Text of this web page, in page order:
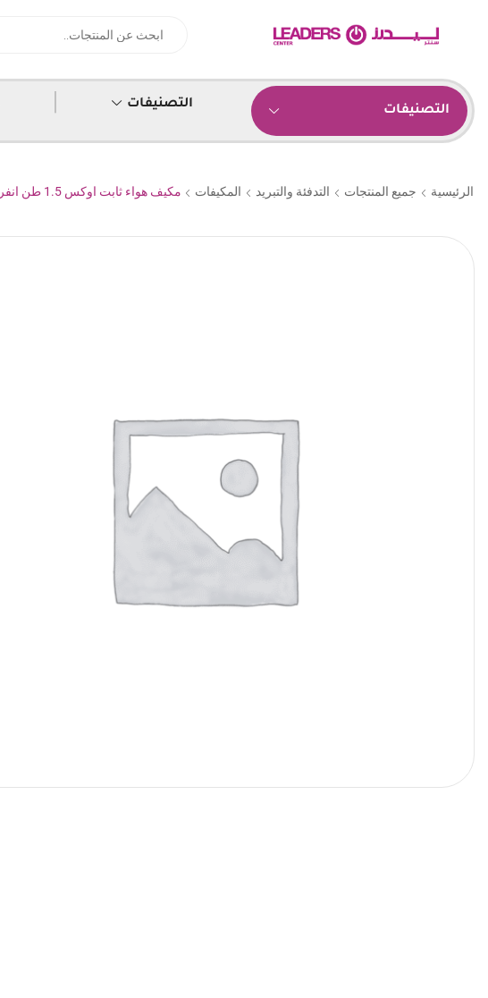
التصنيفات التصنيفات
الرئيسية جميع المنتجات التدفئة والتبريد المكيفات مكيف هواء ثابت اوكس 1.5 طن انفرتر – ابيض